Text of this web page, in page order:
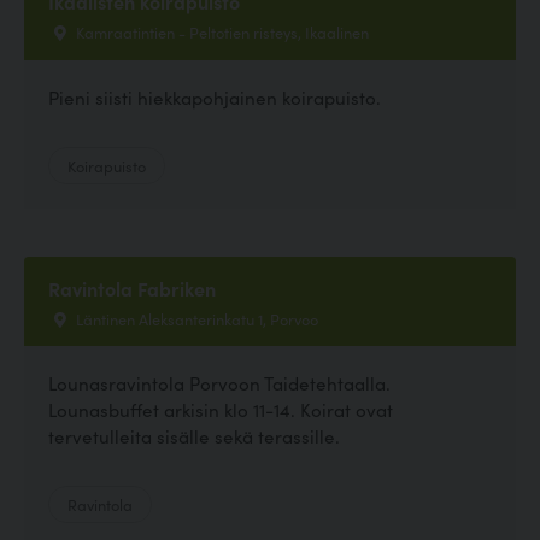
Kamraatintien - Peltotien risteys, Ikaalinen
Pieni siisti hiekkapohjainen koirapuisto.
Ravintola Fabriken
Läntinen Aleksanterinkatu 1, Porvoo
Lounasravintola Porvoon Taidetehtaalla.
Lounasbuffet arkisin klo 11-14. Koirat ovat
tervetulleita sisälle sekä terassille.